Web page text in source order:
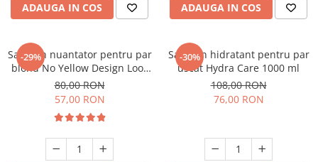
ADAUGA IN COS ADAUGA IN COS
-29%
Sampon nuantator pentru par
blond No Yellow Design Look
300 ml
80,00 RON
57,00 RON
-30%
Sampon hidratant pentru par
uscat Hydra Care 1000 ml
108,00 RON
76,00 RON